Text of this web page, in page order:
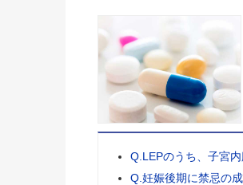
Q.LEPのうち、子宮
Q.妊娠後期に禁忌の